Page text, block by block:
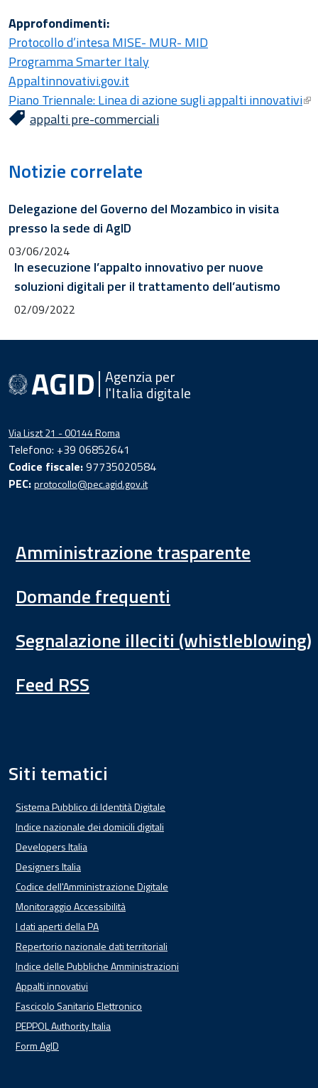
Approfondimenti:
Protocollo d’intesa MISE- MUR- MID
Programma Smarter Italy
Appaltinnovativi.gov.it
Piano Triennale: Linea di azione sugli appalti innovativi
appalti pre-commerciali
Notizie correlate
Delegazione del Governo del Mozambico in visita
presso la sede di AgID
03/06/2024
In esecuzione l’appalto innovativo per nuove
soluzioni digitali per il trattamento dell’autismo
02/09/2022
Agenzia per
l'Italia digitale
Via Liszt 21 - 00144 Roma
Telefono: +39 06852641
Codice fiscale:97735020584
PEC:protocollo@pec.agid.gov.it
Amministrazione trasparente
Domande frequenti
Segnalazione illeciti (whistleblowing)
Feed RSS
Siti tematici
Sistema Pubblico di Identità Digitale
Indice nazionale dei domicili digitali
Developers Italia
Designers Italia
Codice dell'Amministrazione Digitale
Monitoraggio Accessibilità
I dati aperti della PA
Repertorio nazionale dati territoriali
Indice delle Pubbliche Amministrazioni
Appalti innovativi
Fascicolo Sanitario Elettronico
PEPPOL Authority Italia
Form AgID